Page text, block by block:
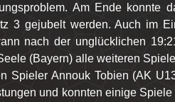
Am Ende konnte
3 gejubelt werden. Auch im
nach der unglücklichen
(Bayern) alle weiteren
Spieler Annouk Tobien (AK
und konnten einige